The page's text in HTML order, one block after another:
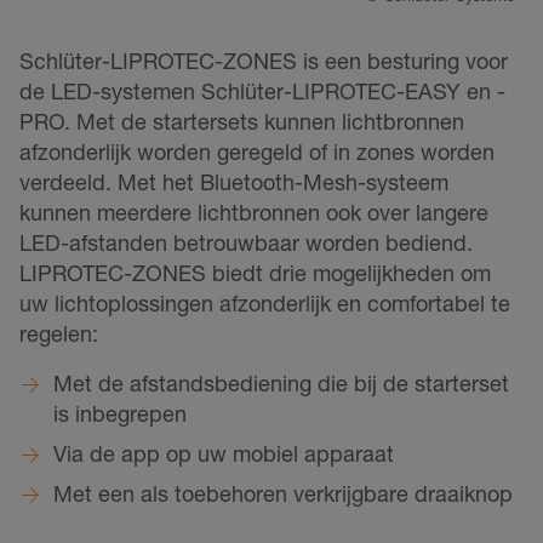
Schlüter-LIPROTEC-ZONES is een besturing voor
de LED-systemen Schlüter-LIPROTEC-EASY en -
PRO. Met de startersets kunnen lichtbronnen
afzonderlijk worden geregeld of in zones worden
verdeeld. Met het Bluetooth-Mesh-systeem
kunnen meerdere lichtbronnen ook over langere
LED-afstanden betrouwbaar worden bediend.
LIPROTEC-ZONES biedt drie mogelijkheden om
uw lichtoplossingen afzonderlijk en comfortabel te
regelen:
Met de afstandsbediening die bij de starterset
is inbegrepen
Via de app op uw mobiel apparaat
Met een als toebehoren verkrijgbare draaiknop